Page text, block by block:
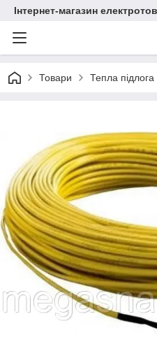
Інтернет-магазин
Товари Тепла підлога